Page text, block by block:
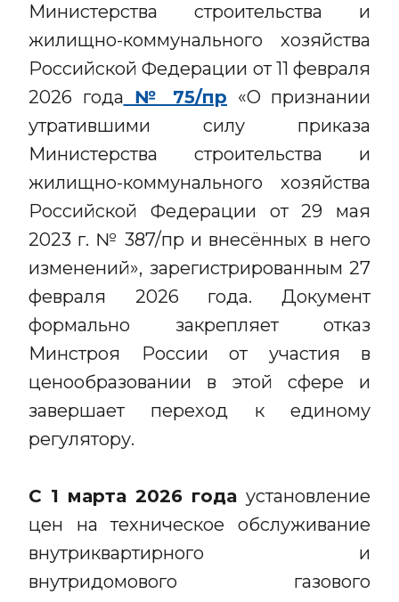
Министерства строительства и
жилищно-коммунального хозяйства
Российской Федерации от 11 февраля
2026 года № 75/пр «О признании
утратившими силу приказа
Министерства строительства и
жилищно-коммунального хозяйства
Российской Федерации от 29 мая
2023 г. № 387/пр и внесённых в него
изменений», зарегистрированным 27
февраля 2026 года. Документ
формально закрепляет отказ
Минстроя России от участия в
ценообразовании в этой сфере и
завершает переход к единому
регулятору.
С 1 марта 2026 года установление
цен на техническое обслуживание
внутриквартирного и
внутридомового газового